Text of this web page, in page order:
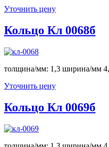
Уточнить цену
Кольцо Кл 0068б
толщина/мм: 1,3 ширина/мм
Уточнить цену
Кольцо Кл 0069б